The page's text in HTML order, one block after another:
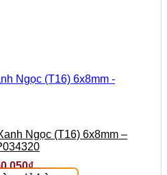
Ngọc (T16) 6x8mm –
₫